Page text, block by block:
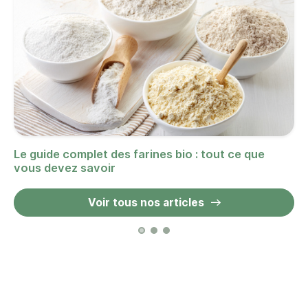
Le guide complet des farines bio : tout ce que
vous devez savoir
Voir tous nos articles